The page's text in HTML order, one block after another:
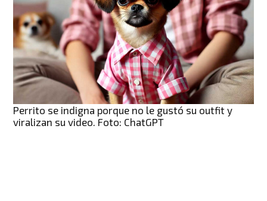
Perrito se indigna porque no le gustó su outfit y
viralizan su video. Foto: ChatGPT